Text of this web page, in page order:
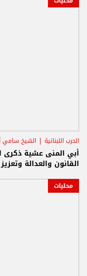
الحرب اللبنانية الشيخ سامي
أبي المنى عشية ذكرى
القانون والعدالة
محليات